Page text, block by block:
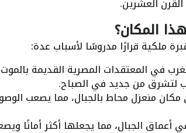
العشرين.
هذا المكان؟
ملكية قرارًا مدروسًا لأسباب عدة:
في المعتقدات المصرية القديمة
لتشرق من جديد في الصباح.
منعزل محاط بالجبال، مما يصعب
أعماق الجبال، مما يجعلها أكثر أمانًا